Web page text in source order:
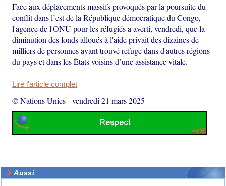
Face aux déplacements massifs provoqués par la poursuite du
conflit dans l’est de la République démocratique du Congo,
l'agence de l'ONU pour les réfugiés a averti, vendredi, que la
diminution des fonds alloués à l'aide privait des dizaines de
milliers de personnes ayant trouvé refuge dans d'autres régions
du pays et dans les États voisins d’une assistance vitale.
Lire l'article complet
© Nations Unies-vendredi 21 mars 2025
Aussi